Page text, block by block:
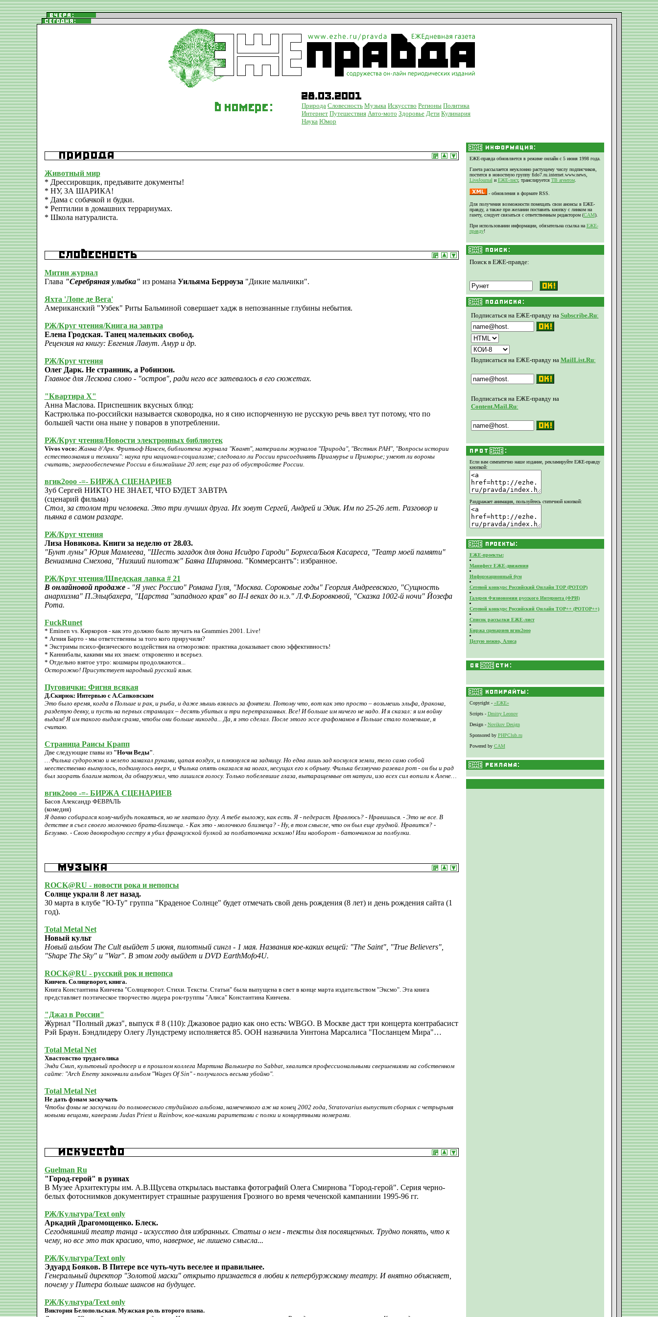
Природа Словесность Музыка Искусство Регионы Политика
Интернет Путешествия Авто-мото Здоровье Дети Кулинария
Наука Юмор
Животный мир
* Дрессировщик, предъявите документы!
* НУ, ЗА ШАРИКА!
* Дама с собачкой и будки.
* Рептилии в домашних террариумах.
* Школа натуралиста.
Митин журнал
Глава "Серебряная улыбка" из романа Уильяма Берроуза "Дикие мальчики".
Яхта 'Лопе де Вега'
Американский "Узбек" Риты Бальминой совершает хадж в непознанные глубины небытия.
РЖ/Круг чтения/Книга на завтра
Елена Гродская. Танец маленьких свобод.
Рецензия на книгу: Евгения Лавут. Амур и др.
РЖ/Круг чтения
Олег Дарк. Не странник, а Робинзон.
Главное для Лескова слово - "остров", ради него все затевалось в его сюжетах.
"Квартира Х"
Анна Маслова. Приспешник вкусных блюд:
Кастрюлька по-российски называется сковородка, но я сию испорченную не русскую речь ввел тут потому, что по
большей части она ныне у поваров в употреблении.
РЖ/Круг чтения/Новости электронных библиотек
Vivos voco:Жанна д'Арк. Фритьоф Нансен, библиотека журнала "Квант", материалы журналов "Природа", "Вестник РАН", "Вопросы истории
естествознания и техники": наука при национал-социализме; следовало ли России присоединять Приамурье и Приморье; умеют ли вороны
считать; энергообеспечение России в ближайшие 20 лет; еще раз об обустройстве Pоссии.
вгик2ооо -=- БИРЖА СЦЕНАРИЕВ
Зуб Сергей НИКТО НЕ ЗНАЕТ, ЧТО БУДЕТ ЗАВТРА
(сценарий фильма)
Стол, за столом три человека. Это три лучших друга. Их зовут Сергей, Андрей и Эдик. Им по 25-26 лет. Разговор и
пьянка в самом разгаре.
РЖ/Круг чтения
Лиза Новикова. Книги за неделю от 28.03.
"Бунт луны" Юрия Мамлеева, "Шесть загадок для дона Исидро Гароди" Борхеса/Бьоя Касареса, "Театр моей памяти"
Вениамина Смехова, "Низший пилотаж" Баяна Ширянова. "Коммерсантъ": избранное.
РЖ/Круг чтения/Шведская лавка # 21
В онлайновой продаже - "Я унес Россию" Романа Гуля, "Москва. Сороковые годы" Георгия Андреевского, "Сущность
анархизма" П.Эльцбахера, "Цаpства "западного кpая" во II-I веках до н.э." Л.Ф.Боровковой, "Сказка 1002-й ночи" Йозефа
Рота.
FuckRunet
* Eminen vs. Киркоров - как это должно было звучать на Grammies 2001. Live!
* Агния Барто - мы ответственны за того кого приручили?
* Экстримы психо-физического воздействия на отморозков: практика доказывает свою эффективность!
* Каннибалы, какими мы их знаем: откровенно и всерьез.
* Отдельно взятое утро: кошмары продолжаются...
Осторожно! Присутствует народный русский язык.
Пуговички: Фигня всякая
Д.Скирюк: Интервью с А.Сапковским
Это было время, когда в Польше и рак, и рыба, и даже мышь взялась за фэнтези. Потому что, вот как это просто – возьмeшь эльфа, дракона,
раздетую девку, и пусть на первых страницах – десять убитых и три перетраханных. Все! И больше им ничего не надо. И я сказал: я им войну
выдам! Я им такого выдам срама, чтобы они больше никогда... Да, я это сделал. После этого эссе графоманов в Польше стало поменьше, я
считаю.
Страница Раисы Крапп
Две следующие главы из "Ночи Веды".
…Филька судорожно и нелепо замахал руками, цапая воздух, и плюхнулся на задницу. Но едва лишь зад коснулся земли, тело само собой
неестественно выгнулось, подкинулось вверх, и Филька опять оказался на ногах, несущих его к обрыву. Филька беззвучно разевал рот - он бы и рад
был заорать благим матом, да обнаружил, что лишился голосу. Только побелевшие глаза, вытаращенные от натуги, изо всех сил вопили к Алене…
вгик2ооо -=- БИРЖА СЦЕНАРИЕВ
Басов Александр ФЕВРАЛЬ
(комедия)
Я давно собирался кому-нибудь покаяться, но не хватало духу. А тебе выложу, как есть. Я - педераст. Нравлюсь? - Нравишься. - Это не все. В
детстве я съел своего молочного брата-близнеца. - Как это - молочного близнеца? - Ну, в том смысле, что он был еще грудной. Нравится? -
Безумно. - Свою двоюродную сестру я убил французской булкой за полбатончика эскимо! Или наоборот - батончиком за полбулки.
ROCK@RU - новости рока и непопсы
Солнце украли 8 лет назад.
30 марта в клубе "Ю-Ту" группа "Краденое Солнце" будет отмечать свой день рождения (8 лет) и день рождения сайта (1
год).
Total Metal Net
Новый культ
Новый альбом The Cult выйдет 5 июня, пилотный сингл - 1 мая. Названия кое-каких вещей: "The Saint", "True Believers",
"Shape The Sky" и "War". В этом году выйдет и DVD EarthMofo4U.
ROCK@RU - русский рок и непопса
Кинчев. Солнцеворот, книга.
Книга Константина Кинчева "Солнцеворот. Стихи. Тексты. Статьи" была выпущена в свет в конце марта издательством "Эксмо". Эта книга
представляет поэтическое творчество лидера рок-группы "Алиса" Константина Кинчева.
"Джаз в России"
Журнал "Полный джаз", выпуск # 8 (110): Джазовое радио как оно есть: WBGO. В Москве даст три концерта контрабасист
Рэй Браун. Бэндлидеру Олегу Лундстрему исполняется 85. ООН назначила Уинтона Марсалиса "Посланцем Мира"…
Total Metal Net
Хвастовство трудоголика
Энди Снип, культовый продюсер и в прошлом коллега Мартина Валькиера по Sabbat, хвалится профессиональными свершениями на собственном
сайте: "Arch Enemy закончили альбом "Wages Of Sin" - получилось весьма убойно".
Total Metal Net
Не дать фэнам заскучать
Чтобы фэны не заскучали до полновесного студийного альбома, намеченного аж на конец 2002 года, Stratovarius выпустит сборник с четрырьмя
новыми вещами, каверами Judas Priest и Rainbow, кое-какими раритетами с полки и концертными номерами.
Guelman Ru
"Город-герой" в руинах
В Музее Архитектуры им. А.В.Щусева открылась выставка фотографий Олега Смирнова "Город-герой". Серия черно-
белых фотоснимков документирует страшные разрушения Грозного во время чеченской кампаниии 1995-96 гг.
РЖ/Культура/Text only
Аркадий Драгомощенко. Блеск.
Сегодняшний театр танца - искусство для избранных. Статьи о нем - тексты для посвященных. Трудно понять, что к
чему, но все это так красиво, что, наверное, не лишено смысла...
РЖ/Культура/Text only
Эдуард Бояков. В Питере все чуть-чуть веселее и правильнее.
Генеральный директор "Золотой маски" открыто признается в любви к петербуржскому театру. И внятно объясняет,
почему у Питера больше шансов на будущее.
РЖ/Культура/Text only
Виктория Белопольская. Мужская роль второго плана.
ЕЖЕ-правда обновляется в режиме онлайн с 5 июня 1998 года.
Газета рассылается неуклонно растущему числу подписчиков,
постится в новостную группу fido7.ru.internet.www.news,
LiveJournal и ЕЖЕ-лист, транслируется ТВ агентом.
- обновления в формате RSS.
Для получения возможности помещать свои анонсы в ЕЖЕ-
правду, а также при желании поставить кнопку с линком на
газету, следует связаться с ответственным редактором (CAM).
При использовании информации, обязательна ссылка на ЕЖЕ-
правду!
Поиск в ЕЖЕ-правде:
Подписаться на ЕЖЕ-правду на Subscribe.Ru:
Подписаться на ЕЖЕ-правду на MailList.Ru:
Подписаться на ЕЖЕ-правду на
Content.Mail.Ru:
Если вам симпатично наше издание, рекламируйте ЕЖЕ-правду
кнопкой:
Раздражает анимация, пользуйтесь статичной кнопкой:
ЕЖЕ-проекты:
Манифест ЕЖЕ-движения
Информационный бум
Сетевой конкурс Российский Онлайн ТОР (РОТОР)
Галерея Физиономии русского Интернета (ФРИ)
Сетевой конкурс Российский Онлайн ТОР++ (РОТОР++)
Список рассылки ЕЖЕ-лист
Биржа сценариев вгик2ооо
Целую нежно, Алиса
Copyright - «ЕЖЕ»
Scripts - Dmitry Leonov
Design - Novikov Design
Sponsored by PHPClub.ru
Powered by CAM